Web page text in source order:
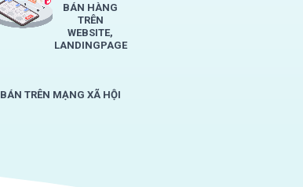
BÁN HÀNG
TRÊN
WEBSITE,
LANDINGPAGE
BÁN TRÊN MẠNG XÃ HỘI